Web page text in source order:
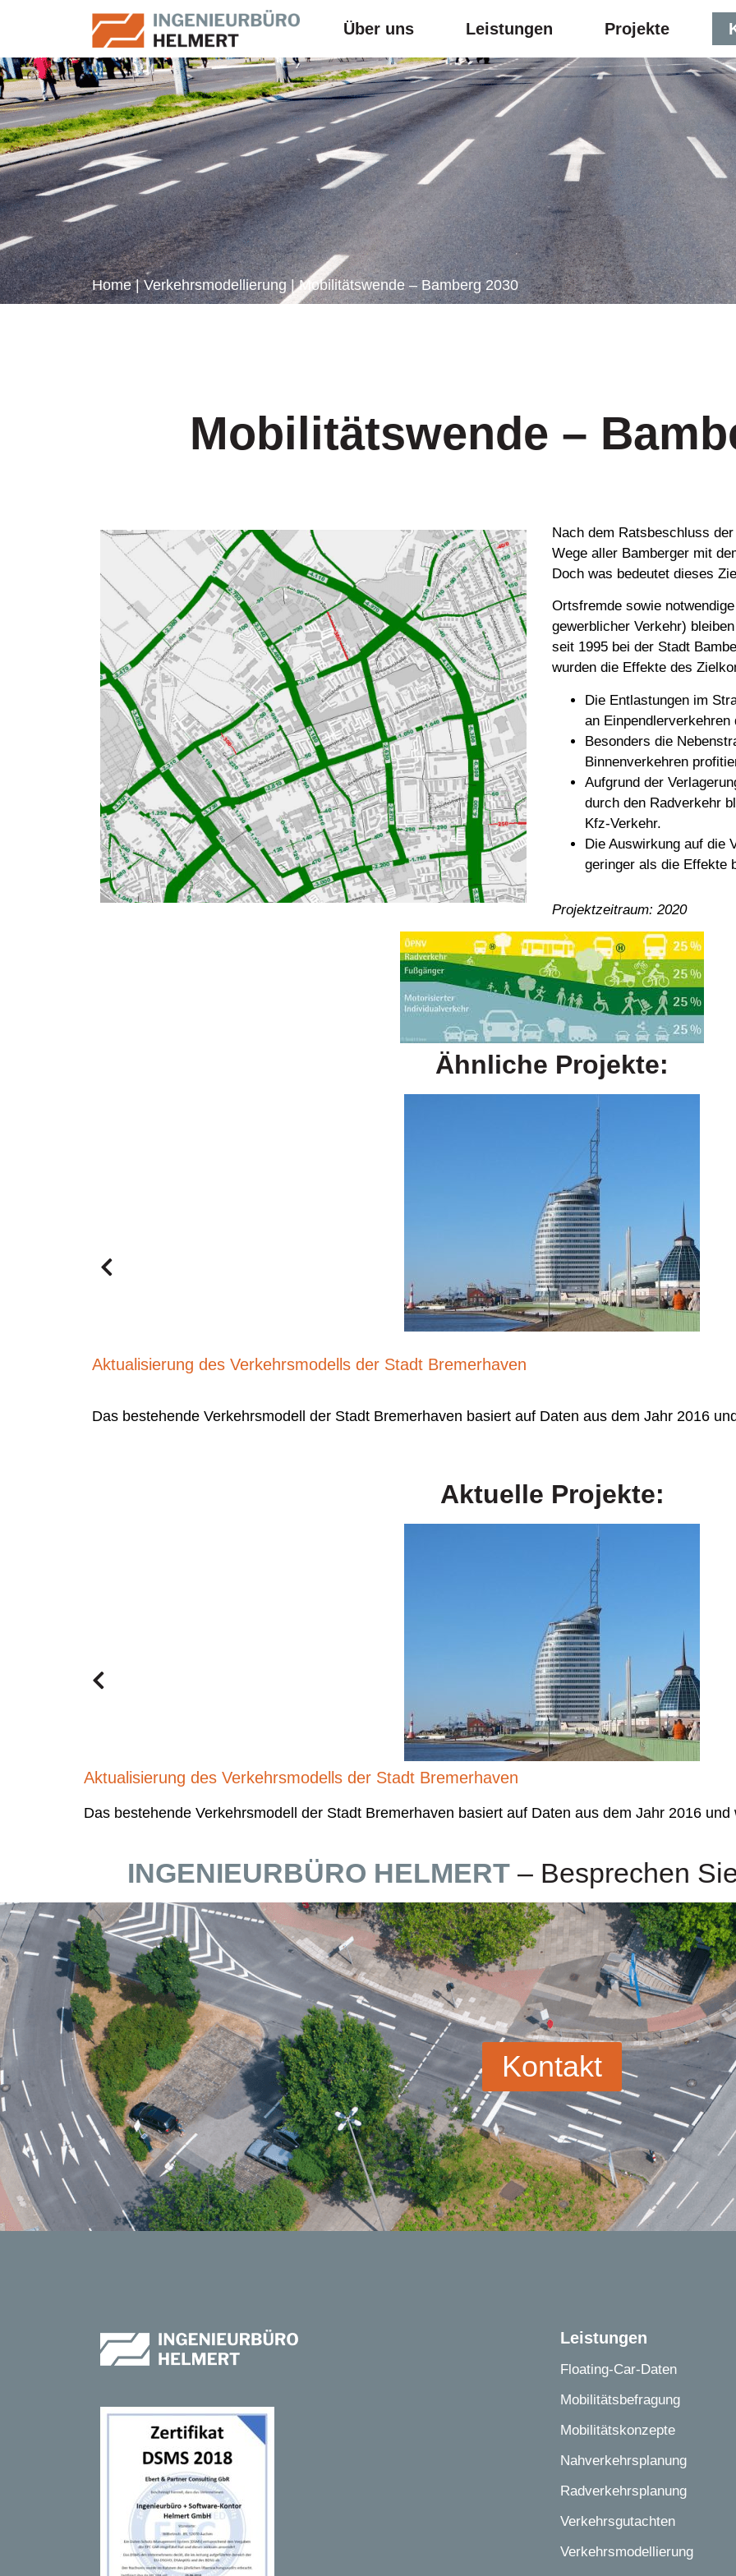
Über uns Leistungen Projekte
Home|Verkehrsmodellierung|Mobilitätswende – Bamberg 2030
Mobilitätswende –
Nach dem Rats­be­schluss
We­ge al­ler Bam­ber­ger mit
Doch was bedeutet dieses
Ortsfremde sowie
gewerblicher Verkehr)
seit 1995 bei der Stadt
wurden die Effekte des
Die Entlastungen im
an
Besonders die
Binnenverkehren
Aufgrund der
durch den Radverkehr
Kfz-Verkehr.
Die Auswirkung auf die
geringer als die Effekte
Projektzeitraum: 2020
Ähnliche Projekte:
Aktualisierung des Verkehrsmodells der Stadt Bremerhaven
Das bestehende Verkehrsmodell der Stadt Bremerhaven basiert auf Daten aus dem Jahr 2016
Aktuelle Projekte:
Aktualisierung des Verkehrsmodells der Stadt Bremerhaven
Das bestehende Verkehrsmodell der Stadt Bremerhaven basiert auf Daten aus dem Jahr 2016 und
INGENIEURBÜRO HELMERT – Besprechen
Kontakt
Leistungen
Floating-Car-Daten
Mobilitätsbefragung
Mobilitätskonzepte
Nahverkehrsplanung
Radverkehrsplanung
Verkehrsgutachten
Verkehrsmodellierung